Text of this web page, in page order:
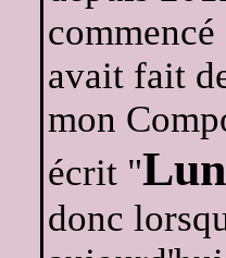
avait fait
mon
écrit "
donc